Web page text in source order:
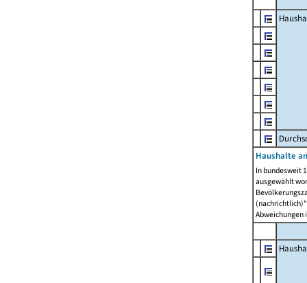
Haushalte
In bundesweit
ausgewählt
Abweichungen